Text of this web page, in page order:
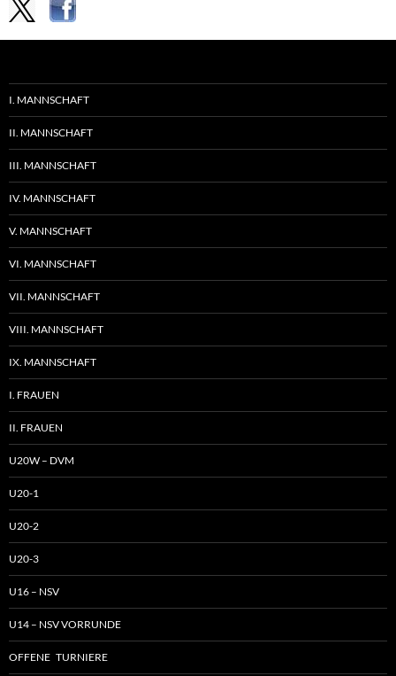
I. MANNSCHAFT
II. MANNSCHAFT
III. MANNSCHAFT
IV. MANNSCHAFT
V. MANNSCHAFT
VI. MANNSCHAFT
VII. MANNSCHAFT
VIII. MANNSCHAFT
IX. MANNSCHAFT
I. FRAUEN
II. FRAUEN
U20W – DVM
U20-1
U20-2
U20-3
U16 – NSV
U14 – NSV VORRUNDE
OFFENE TURNIERE